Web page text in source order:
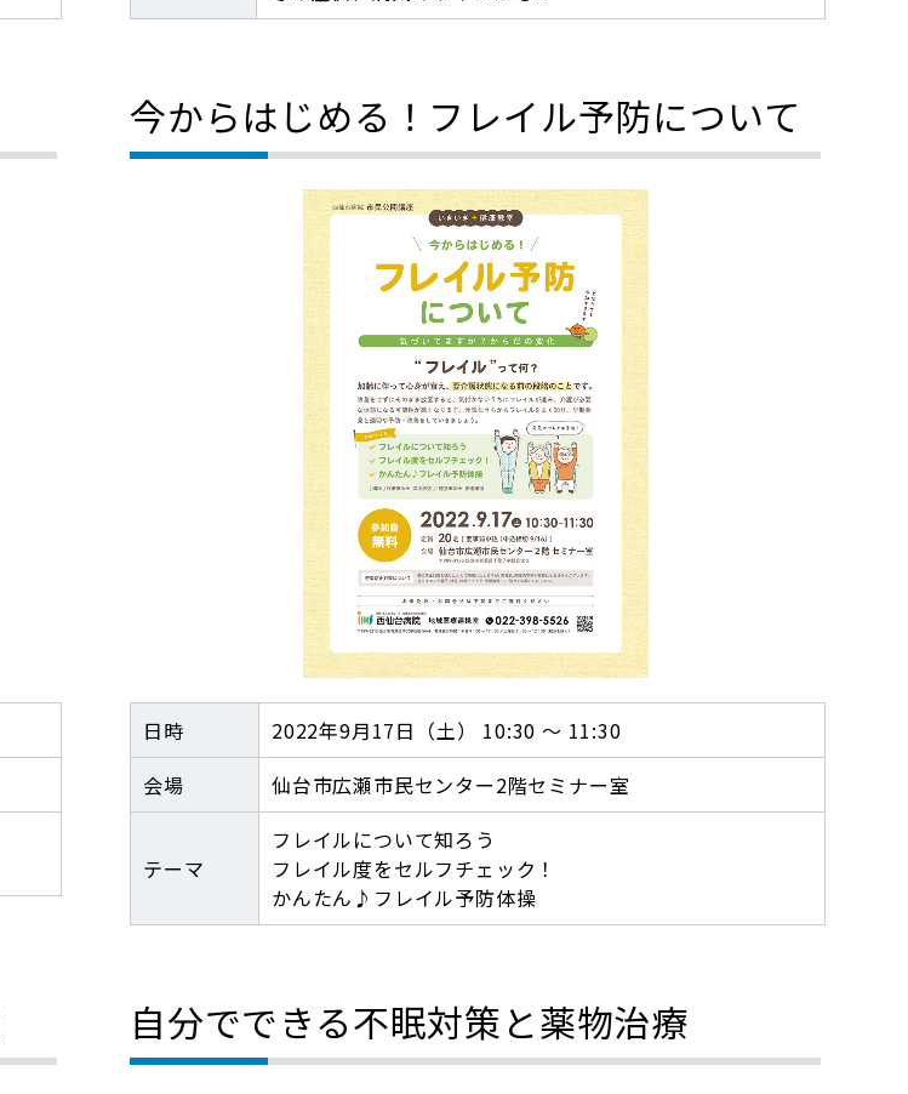
今からはじめる！フレイル予防について
日時
2022年9月17日（土） 10:30 ～ 11:30
会場
仙台市広瀬市民センター2階セミナー室
テーマ
フレイルについて知ろう
フレイル度をセルフチェック！
かんたん♪フレイル予防体操
自分でできる不眠対策と薬物治療